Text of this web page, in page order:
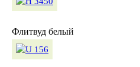
Флитвуд белый